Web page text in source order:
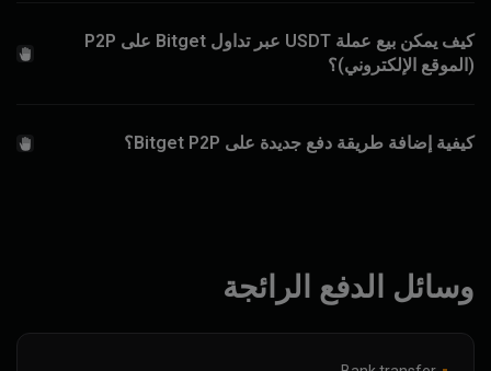
كيف يمكن بيع عملة USDT عبر تداول Bitget على P2P
(الموقع الإلكتروني)؟
كيفية إضافة طريقة دفع جديدة على Bitget P2P؟
وسائل الدفع الرائجة